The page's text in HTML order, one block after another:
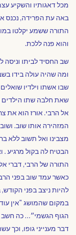
מכל דאגותיו והשקיע
באה עת הפרידה, נכנס
התורה ששמע יקלטו
והוא פנה ללכת.
שב החסיד לביתו וניסה
ומה שהיה עולה בידו
שבו אשתו וילדיו
שאת חלבה שתו הילדים
אל הרבי. אורז הוא את
המזהירה אותו שוב.
מצבינו ואל תשוב ללא
הבטיח לה בקול מרגיע .
התורה של הרבי, דברי
כאשר עמד שוב בפני
להיות ניצב בפני
במקום שהמושג "אין
הגוף הגשמי״… כה חשב
דבר מענייני גופו, וכך